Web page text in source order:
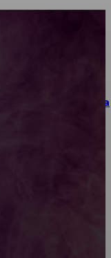
корпоратива